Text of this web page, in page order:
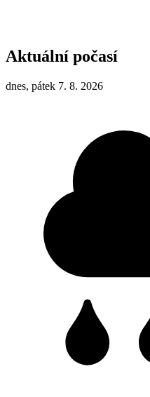
Aktuální počasí
dnes, pátek 7. 8. 2026